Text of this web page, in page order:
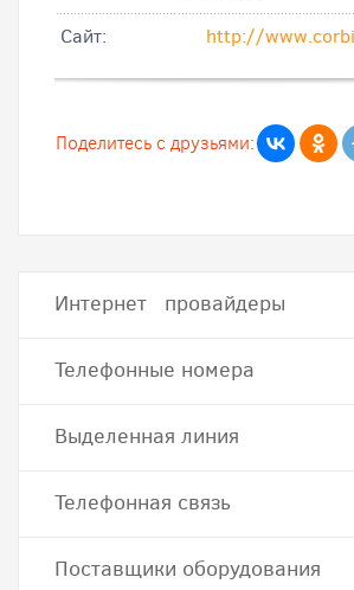
Cайт:
http://
Поделитесь с друзьями:
Интернет провайдеры
Телефонные номера
Выделенная линия
Телефонная связь
Поставщики оборудования